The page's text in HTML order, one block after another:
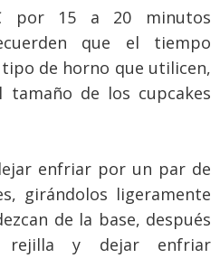
por 15 a 20 minutos
que el tiempo
de horno que utilicen,
de los cupcakes
enfriar por un par de
girándolos ligeramente
de la base, después
rejilla y dejar enfriar